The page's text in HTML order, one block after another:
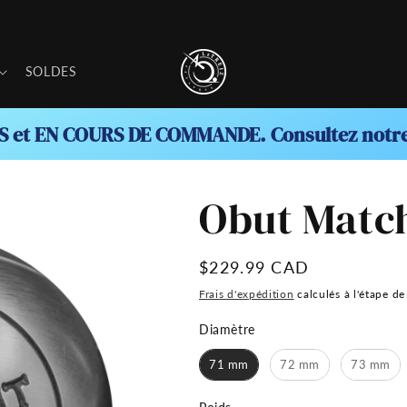
SOLDES
et EN COURS DE COMMANDE. Consultez
Obut
Prix
habituel
$229.99 CAD
Frais d'expédition calculés à l'étape
DiamètreDiamètre
71 mm 72 mm 73 mm